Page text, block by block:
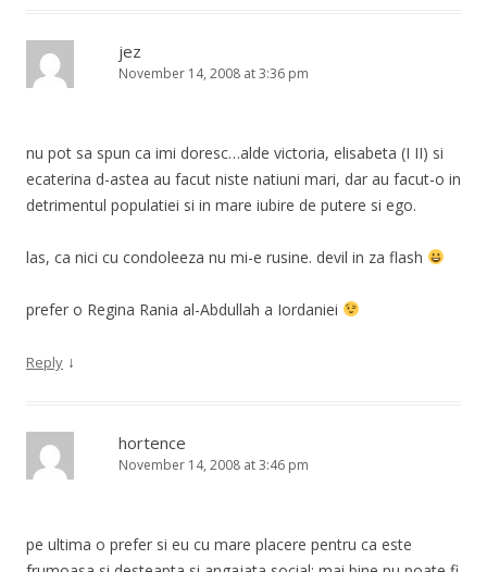
jez
November 14, 2008 at 3:36 pm
nu pot sa spun ca imi doresc…alde victoria, elisabeta (I II) si
ecaterina d-astea au facut niste natiuni mari, dar au facut-o in
detrimentul populatiei si in mare iubire de putere si ego.
las, ca nici cu condoleeza nu mi-e rusine. devil in za flash
prefer o Regina Rania al-Abdullah a Iordaniei
Reply ↓
hortence
November 14, 2008 at 3:46 pm
pe ultima o prefer si eu cu mare placere pentru ca este